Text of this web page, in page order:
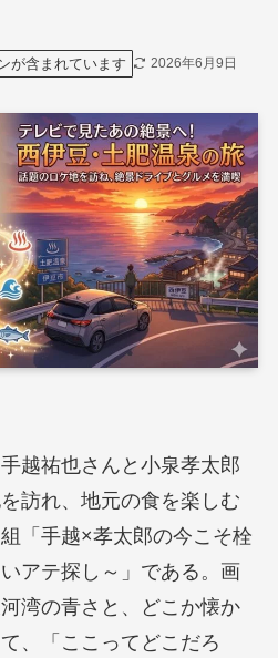
が含まれています 2026年6月9日
越祐也さんと小泉孝太郎
訪れ、地元の食を楽しむ
「手越×孝太郎の今こそ栓
アテ探し～」である。画
湾の青さと、どこか懐か
、「ここってどこだろ